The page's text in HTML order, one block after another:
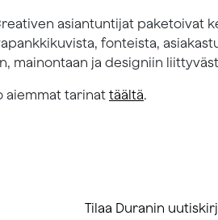
asiantuntijat paketoivat
fonteista,
mainontaan ja designiin
aiemmat tarinat täältä.
Tilaa Duranin